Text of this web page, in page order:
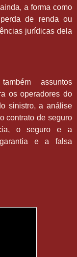
a forma como
de renda ou
jurídicas dela
assuntos
os operadores do
sinistro, a análise
contrato de seguro
o seguro e a
e a falsa